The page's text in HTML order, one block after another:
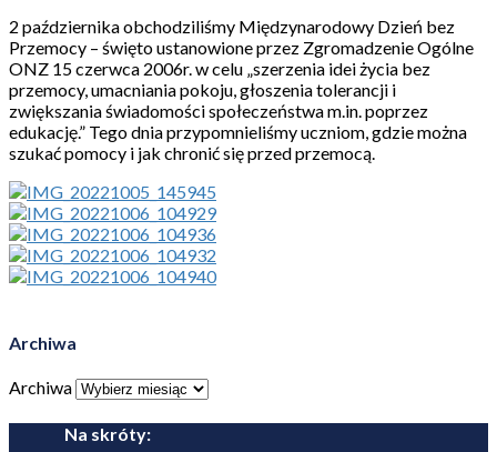
2 października obchodziliśmy Międzynarodowy Dzień bez
Przemocy – święto ustanowione przez Zgromadzenie Ogólne
ONZ 15 czerwca 2006r. w celu „szerzenia idei życia bez
przemocy, umacniania pokoju, głoszenia tolerancji i
zwiększania świadomości społeczeństwa m.in. poprzez
edukację.” Tego dnia przypomnieliśmy uczniom, gdzie można
szukać pomocy i jak chronić się przed przemocą.
Archiwa
Archiwa
Na skróty: